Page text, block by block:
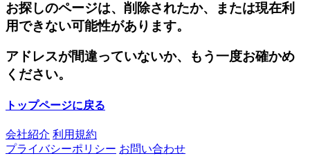
お探しのページは、削除されたか、または現在利
用できない可能性があります。
アドレスが間違っていないか、もう一度お確かめ
ください。
トップページに戻る
会社紹介 利用規約
プライバシーポリシー お問い合わせ